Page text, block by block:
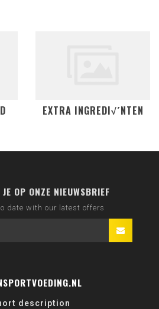
EXTRA INGREDI√´NTEN
OP ONZE NIEUWSBRIEF
date with our latest offers
description